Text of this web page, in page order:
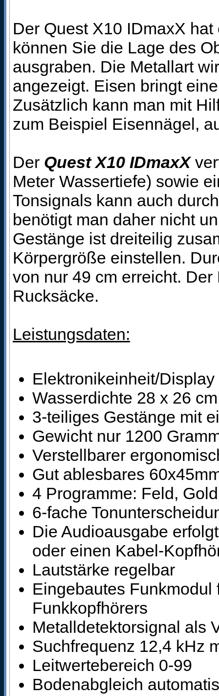
Der Quest X10 IDmaxX
können Sie die Lage des
ausgraben. Die Metallart
angezeigt. Eisen bringt
Zusätzlich kann man mit
zum Beispiel Eisennägel,
Der Quest X10 IDmaxX
Meter Wassertiefe) sowie
Tonsignals kann auch
benötigt man daher nicht
Gestänge ist dreiteilig
Körpergröße einstellen.
von nur 49 cm erreicht.
Rucksäcke.
Leistungsdaten:
Elektronikeinheit/
Wasserdichte 28 x 26
3-teiliges Gestänge mit
Gewicht nur 1200
Verstellbarer
Gut ablesbares
4 Programme: Feld,
6-fache
Die Audioausgabe
oder einen Kabel-
Lautstärke regelbar
Eingebautes
Funkkopfhörers
Metalldetektorsignal als
Suchfrequenz 12,4 kHz
Leitwertebereich 0-99
Bodenabgleich